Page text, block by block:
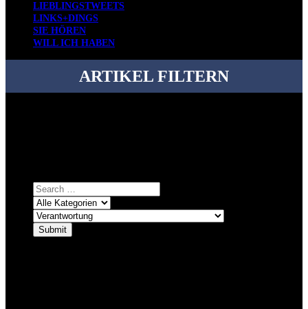
LIEBLINGSTWEETS
LINKS+DINGS
SIE HÖREN
WILL ICH HABEN
ARTIKEL FILTERN